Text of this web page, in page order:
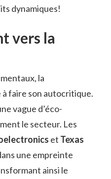
dynamiques!
vers la
la
faire son autocritique.
vague d’éco-
le secteur. Les
et Texas
une empreinte
ainsi le